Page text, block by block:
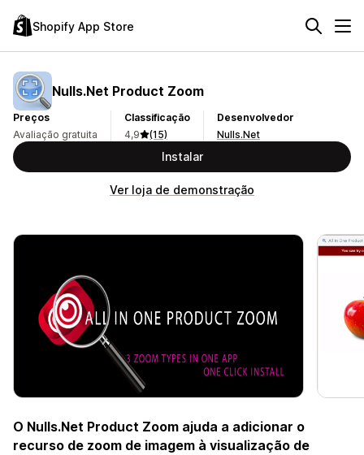
Shopify App Store
Nulls.Net Product Zoom
Preços
Avaliação gratuita
Classificação
4,9
(15)
Desenvolvedor
Nulls.Net
Instalar
Ver loja de demonstração
O Nulls.Net Product Zoom ajuda a adicionar o
recurso de zoom de imagem à visualização de